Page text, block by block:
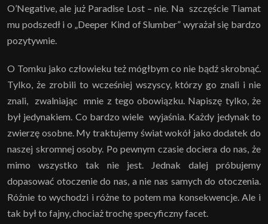
O’Negative, ale już Paradise Lost – nie. Na szczęście Tiamat
mu podszedł i o „Deeper Kind of Slumber” wyrażał się bardzo
pozytywnie.
O Tomku jako człowieku też mógłbym co nie bądź skrobnąć.
Tylko, że zrobili to wcześniej wszyscy, którzy go znali i nie
znali, zwalniając mnie z tego obowiązku. Napiszę tylko, że
był jedynakiem. Co bardzo wiele wyjaśnia. Każdy jedynak to
zwierzę osobne. My traktujemy świat wokół jako dodatek do
naszej skromnej osoby. Po pewnym czasie dociera do nas, że
mimo wszystko tak nie jest. Jednak dalej próbujemy
dopasować otoczenie do nas, a nie nas samych do otoczenia.
Różnie to wychodzi i różne to potem ma konsekwencje. Ale i
tak był to fajny, chociaż trochę specyficzny facet.